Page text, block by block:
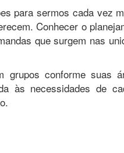
para sermos cada vez
Conhecer o
que surgem nas
grupos conforme suas
às necessidades de